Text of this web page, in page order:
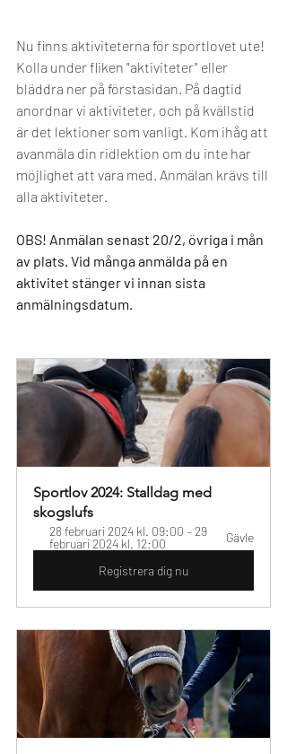
Nu finns aktiviteterna för sportlovet ute!
Kolla under fliken "aktiviteter" eller
bläddra ner på förstasidan. På dagtid
anordnar vi aktiviteter, och på kvällstid
är det lektioner som vanligt. Kom ihåg att
avanmäla din ridlektion om du inte har
möjlighet att vara med. Anmälan krävs till
alla aktiviteter.
OBS! Anmälan senast 20/2, övriga i mån
av plats. Vid många anmälda på en
aktivitet stänger vi innan sista
anmälningsdatum.
Sportlov 2024: Stalldag med
skogslufs
28 februari 2024 kl. 09:00 – 29
februari 2024 kl. 12:00
Gävle
Registrera dig nu